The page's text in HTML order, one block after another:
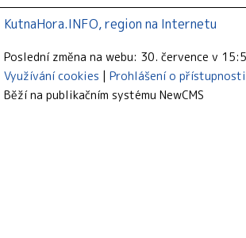
KutnaHora.INFO, region na Internetu
Poslední změna na webu: 30. července v
Využívání cookies
Prohlášení o přístupnosti
Běží na publikačním systému NewCMS